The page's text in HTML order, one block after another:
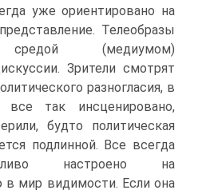
уже ориентировано на
Телеобразы
средой (меди­умом)
Зрители смотрят
разногласия, в
все так инсценировано,
будто политическая
подлинной. Все всегда
настроено на
мир видимо­сти. Если она